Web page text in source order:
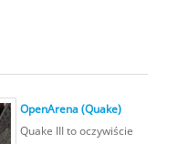
OpenArena (Quake)
Quake III to oczywiście